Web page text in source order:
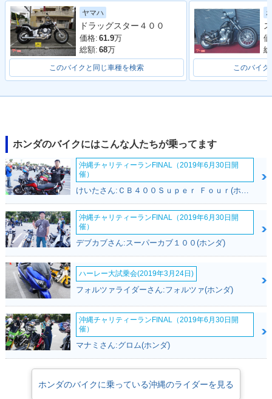
2006年 Shadow Sl
asher・カラーチェ
ンジ
2005年 Shadow Sl
asher・カラーチェ
ンジ
asher プルバックハ
ンドル仕様・追加
ヤマハ
ドラッグスター４００
価格: 61.9万
総額: 68万
このバイクと同じ車種を検索 このバイク
ホンダのバイクにはこんな人たちが乗ってます
沖縄チャリティーランFINAL（2019年6月30日開
催）
けいたさん:ＣＢ４００Ｓｕｐｅｒ Ｆｏｕｒ(ホンダ)
沖縄チャリティーランFINAL（2019年6月30日開
催）
デブカブさん:スーパーカブ１００(ホンダ)
ハーレー大試乗会(2019年3月24日)
フォルツァライダーさん:フォルツァ(ホンダ)
沖縄チャリティーランFINAL（2019年6月30日開
催）
マナミさん:グロム(ホンダ)
ホンダのバイクに乗っている沖縄のライダーを見る